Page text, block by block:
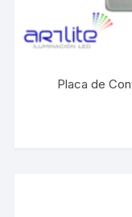
Placa de